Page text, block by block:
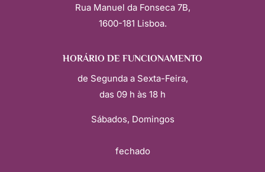
Rua Manuel da Fonseca 7B,
1600-181 Lisboa.
HORÁRIO DE FUNCIONAMENTO
de Segunda a Sexta-Feira,
das 09 h às 18 h
Sábados, Domingos
fechado